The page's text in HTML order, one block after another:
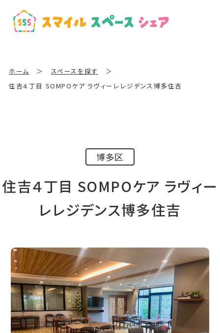
ホーム ＞ スペースを探す
＞
住吉４丁目 SOMPOケア ラヴィーレレジデンス博多住吉
博多区
住吉４丁目 SOMPOケア ラヴィー
レレジデンス博多住吉